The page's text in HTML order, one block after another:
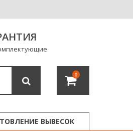
0
ВЫВЕСОК